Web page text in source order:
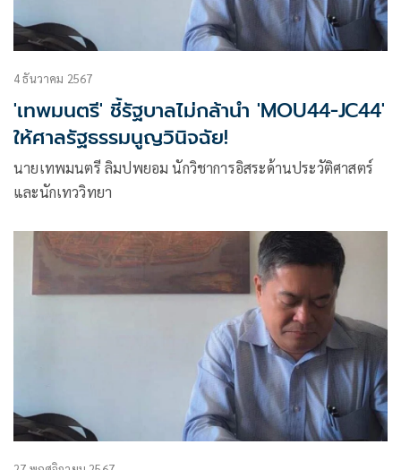
4 ธันวาคม 2567
'เทพมนตรี' ชี้รัฐบาลไม่กล้านำ 'MOU44-JC44'
ให้ศาลรัฐธรรมนูญวินิจฉัย!
นายเทพมนตรี ลิมปพยอม นักวิชาการอิสระด้านประวัติศาสตร์
และนักเทววิทยา